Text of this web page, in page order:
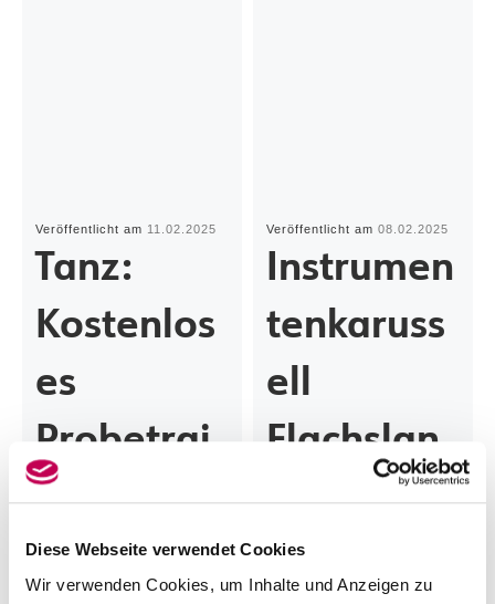
Diese Webseite verwendet Cookies
Wir verwenden Cookies, um Inhalte und Anzeigen zu
Veröffentlicht am 11.02.2025
Tanz:
Kostenlos
es
Probetrai
ning
Veröffentlicht am08.02.2025
Instrumen
tenkaruss
ell
Flachslan
d – freie
Plätze